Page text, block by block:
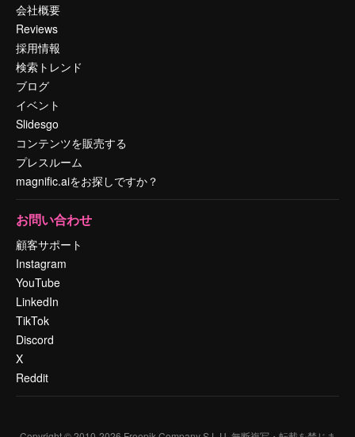
会社概要
Reviews
採用情報
検索トレンド
ブログ
イベント
Slidesgo
コンテンツを販売する
プレスルーム
magnific.aiをお探しですか？
お問い合わせ
顧客サポート
Instagram
YouTube
LinkedIn
TikTok
Discord
X
Reddit